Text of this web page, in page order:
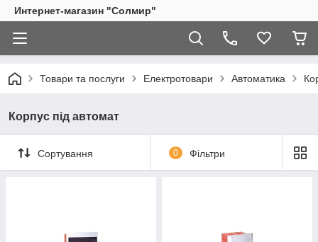
Интернет-магазин "Солмир"
Товари та послуги Електротовари Автоматика
Корпус під автомат
Сортування 0 Фільтри